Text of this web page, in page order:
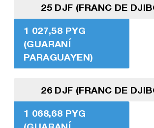
25 DJF (FRANC DE
1 027,58 PYG
(GUARANÍ
PARAGUAYEN)
26 DJF (FRANC DE
1 068,68 PYG